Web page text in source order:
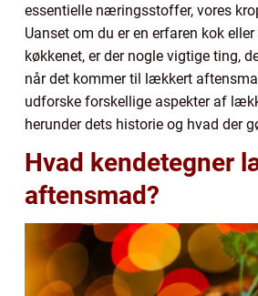
essentielle næringsstoffer, vores
Uanset om du er en erfaren kok
køkkenet, er der nogle vigtige ting,
når det kommer til lækkert
udforske forskellige aspekter af
herunder dets historie og hvad der
Hvad kendetegner
aftensmad?